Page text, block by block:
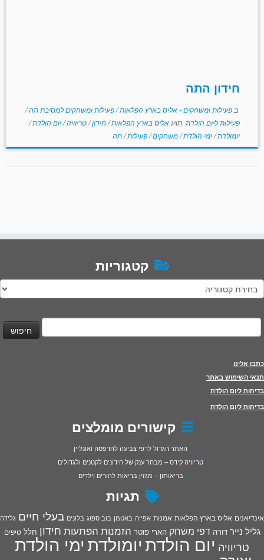
חידון התה
ב פעילות ומשחקים - אליס בארץ הפלאות/פעילות ומשחקים למסיבת תה/
פעילות ליום הולדת תויגאליס בארץ הפלאות/חידון/טריוויה/יום הולדת/
יומולדת/ימי הולדת/משחקים/פעילות/תה
קטגוריות
קטגוריות
חיפוש:
כתבו אלינו
תנאי השימוש באתר
בדיחות ליום הולדת
בדיחות ליום הולדת
קישורים מומלצים
האתר הגדול לדפי צביעה להדפסה ואונליין
טריוויה קידס – מבחר ענק של חידונים לקטנים ולגדולים
בריאותון – מגזין בריאות להורים וילדים
תגיות
אינדיאנים אליס בארץ הפלאות אמנות אפייה באטמן בוב ספוג בלונים בעלי חיים גלידה
גליל נייר דורה דפי משחק הארי פוטר הזמנות הפתעות חידון חלל טיפים
טריוויה יום הולדתיומולדתימי הולדת